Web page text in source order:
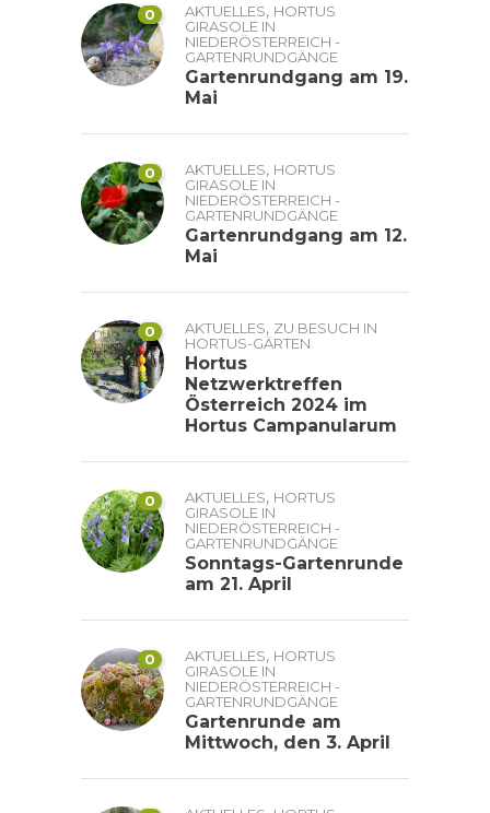
0 AKTUELLES, HORTUS
GIRASOLE IN
NIEDERÖSTERREICH -
GARTENRUNDGÄNGE
Gartenrundgang am 19.
Mai
0 AKTUELLES, HORTUS
GIRASOLE IN
NIEDERÖSTERREICH -
GARTENRUNDGÄNGE
Gartenrundgang am 12.
Mai
0 AKTUELLES, ZU BESUCH IN
HORTUS-GÄRTEN
Hortus
Netzwerktreffen
Österreich 2024 im
Hortus Campanularum
0 AKTUELLES, HORTUS
GIRASOLE IN
NIEDERÖSTERREICH -
GARTENRUNDGÄNGE
Sonntags-Gartenrunde
am 21. April
0 AKTUELLES, HORTUS
GIRASOLE IN
NIEDERÖSTERREICH -
GARTENRUNDGÄNGE
Gartenrunde am
Mittwoch, den 3. April